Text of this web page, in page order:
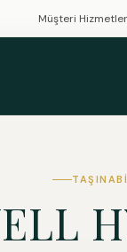
Müşteri